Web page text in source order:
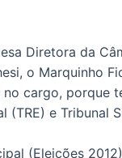
Diretora da
o Marquinho
cargo, porque
(TRE) e Tribunal
(Eleições